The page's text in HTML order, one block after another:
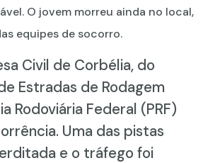
O jovem morreu ainda no local,
equipes de socorro.
Civil de Corbélia, do
Estradas de Rodagem
Rodoviária Federal (PRF)
Uma das pistas
e o tráfego foi